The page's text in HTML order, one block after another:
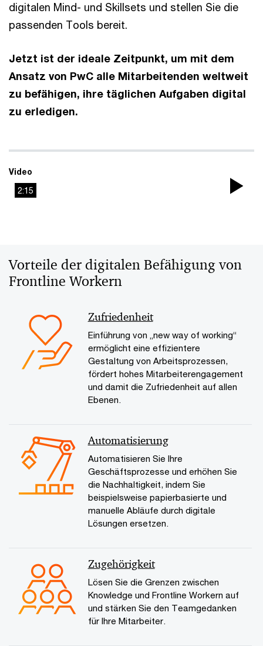
digitalen Mind- und Skillsets und stellen Sie die
passenden Tools bereit.
Jetzt ist der ideale Zeitpunkt, um mit dem
Ansatz von PwC alle Mitarbeitenden weltweit
zu befähigen, ihre täglichen Aufgaben digital
zu erledigen.
Video
2:15
Vorteile der digitalen Befähigung von
Frontline Workern
Zufriedenheit
Einführung von „new way of working“
ermöglicht eine effizientere
Gestaltung von Arbeitsprozessen,
fördert hohes Mitarbeiterengagement
und damit die Zufriedenheit auf allen
Ebenen.
Automatisierung
Automatisieren Sie Ihre
Geschäftsprozesse und erhöhen Sie
die Nachhaltigkeit, indem Sie
beispielsweise papierbasierte und
manuelle Abläufe durch digitale
Lösungen ersetzen.
Zugehörigkeit
Lösen Sie die Grenzen zwischen
Knowledge und Frontline Workern auf
und stärken Sie den Teamgedanken
für Ihre Mitarbeiter.